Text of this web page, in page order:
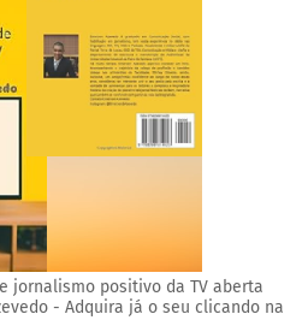
jornalismo positivo da TV aberta
- Adquira já o seu clicando na